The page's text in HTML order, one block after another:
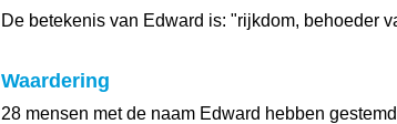
De betekenis van Edward is: "rijkdom, behoeder
Waardering
28 mensen met de naam Edward hebben